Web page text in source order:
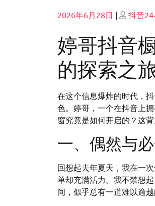
Posted
2026年6月28日 | Posted
抖音
婷哥抖音
的探索之
在这个信息爆炸的时代，
色。婷哥，一个在抖音上
窗究竟是如何开启的？这
一、偶然与
回想起去年夏天，我在一
单却充满活力。我不禁想
间，似乎总有一道难以逾越